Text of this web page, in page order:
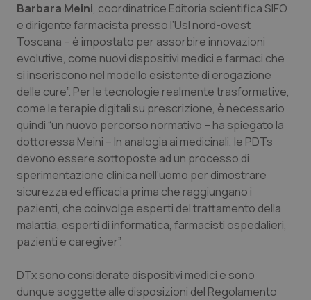
Provincia Autonoma di Trento
Puglia
Sardegna
Sicilia
Toscana
Umbria
Valle D’Aosta
Veneto
Ipertensione & Scompenso
Malattie rare
Malattia di Crohn & Rettocolite Ulcerosa
Neuroscienze & patologie neurodegenerative
Obesità
Oftalmologia
Oncodermatologia
Oncoematologia
Barbara Meini, coordinatrice Editoria scientifica SIFO
e dirigente farmacista presso l’Usl nord-ovest
Toscana – è impostato per assorbire innovazioni
evolutive, come nuovi dispositivi medici e farmaci che
si inseriscono nel modello esistente di erogazione
delle cure”. Per le tecnologie realmente trasformative,
come le terapie digitali su prescrizione, è necessario
quindi “un nuovo percorso normativo – ha spiegato la
dottoressa Meini – In analogia ai medicinali, le PDTs
devono essere sottoposte ad un processo di
sperimentazione clinica nell’uomo per dimostrare
sicurezza ed efficacia prima che raggiungano i
pazienti, che coinvolge esperti del trattamento della
malattia, esperti di informatica, farmacisti ospedalieri,
pazienti e caregiver”.
DTx sono considerate dispositivi medici e sono
dunque soggette alle disposizioni del Regolamento